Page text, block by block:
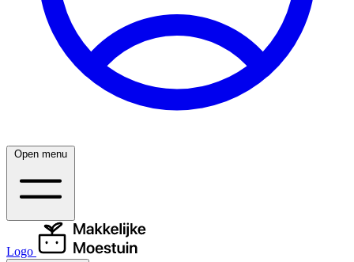
Open menu
Logo